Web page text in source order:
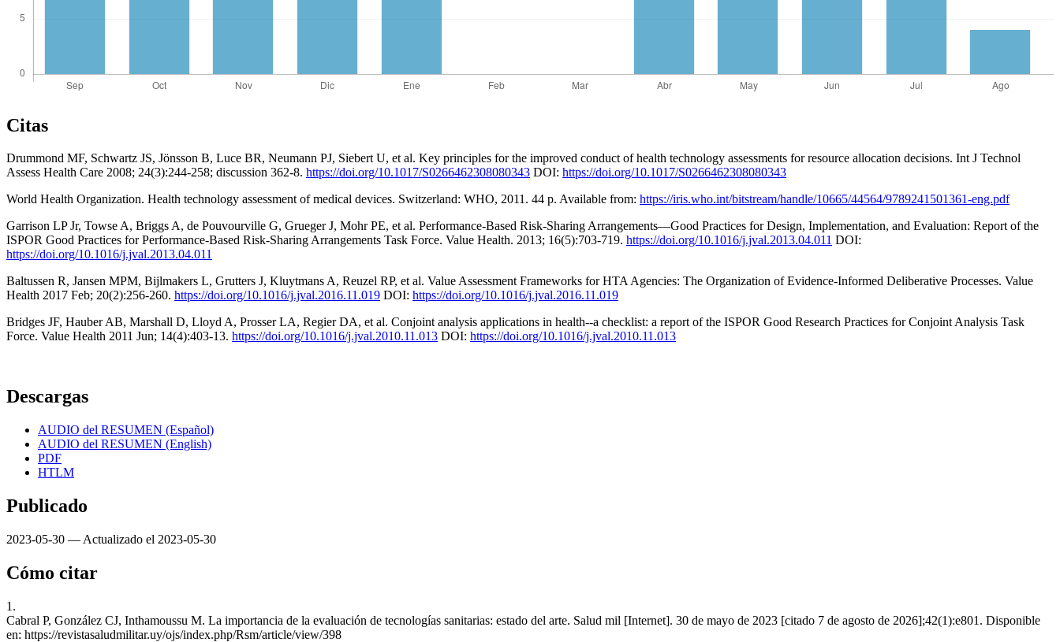
Citas
Drummond MF, Schwartz JS, Jönsson B, Luce BR, Neumann PJ, Siebert U, et al. Key principles for the improved conduct of health technology assessments for resource allocation decisions. Int J Technol
Assess Health Care 2008; 24(3):244-258; discussion 362-8. https://doi.org/10.1017/S0266462308080343 DOI: https://doi.org/10.1017/S0266462308080343
World Health Organization. Health technology assessment of medical devices. Switzerland: WHO, 2011. 44 p. Available from: https://iris.who.int/bitstream/handle/10665/44564/9789241501361-eng.pdf
Garrison LP Jr, Towse A, Briggs A, de Pouvourville G, Grueger J, Mohr PE, et al. Performance-Based Risk-Sharing Arrangements—Good Practices for Design, Implementation, and Evaluation: Report of the
ISPOR Good Practices for Performance-Based Risk-Sharing Arrangements Task Force. Value Health. 2013; 16(5):703-719. https://doi.org/10.1016/j.jval.2013.04.011 DOI:
https://doi.org/10.1016/j.jval.2013.04.011
Baltussen R, Jansen MPM, Bijlmakers L, Grutters J, Kluytmans A, Reuzel RP, et al. Value Assessment Frameworks for HTA Agencies: The Organization of Evidence-Informed Deliberative Processes. Value
Health 2017 Feb; 20(2):256-260. https://doi.org/10.1016/j.jval.2016.11.019 DOI: https://doi.org/10.1016/j.jval.2016.11.019
Bridges JF, Hauber AB, Marshall D, Lloyd A, Prosser LA, Regier DA, et al. Conjoint analysis applications in health--a checklist: a report of the ISPOR Good Research Practices for Conjoint Analysis Task
Force. Value Health 2011 Jun; 14(4):403-13. https://doi.org/10.1016/j.jval.2010.11.013 DOI: https://doi.org/10.1016/j.jval.2010.11.013
Descargas
AUDIO del RESUMEN (Español)
AUDIO del RESUMEN (English)
PDF
HTLM
Publicado
2023-05-30 — Actualizado el 2023-05-30
Cómo citar
1.
Cabral P, González CJ, Inthamoussu M. La importancia de la evaluación de tecnologías sanitarias: estado del arte. Salud mil [Internet]. 30 de mayo de 2023 [citado 7 de agosto de 2026];42(1):e801. Disponible
en: https://revistasaludmilitar.uy/ojs/index.php/Rsm/article/view/398